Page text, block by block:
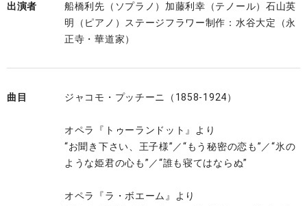
出演者
船橋利先（ソプラノ）加藤利幸（テノール）石山英
明（ピアノ）ステージフラワー制作：水谷大定（永
正寺・華道家）
曲目 ジャコモ・プッチーニ（1858-1924）
オペラ『トゥーランドット』より
“お聞き下さい、王子様”／“もう秘密の恋も”／“氷の
ような姫君の心も”／“誰も寝てはならぬ”
オペラ『ラ・ボエーム』より